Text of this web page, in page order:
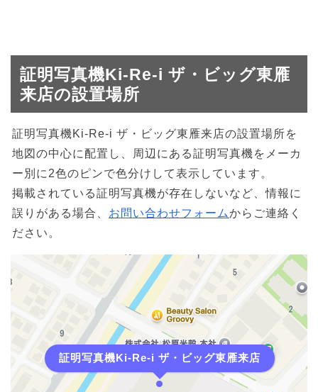
証明写真機Ki-Re-i ザ・ビッグ東雁
来店の設置場所
証明写真機Ki-Re-i ザ・ビッグ東雁来店の設置場所を
地図の中心に配置し、周辺にある証明写真機をメーカ
ー別に2色のピンで色分けして表示しています。
掲載されている証明写真機が存在しないなど、情報に
誤りがある場合、 お問い合わせフォームからご連絡く
ださい。
証明写真機Ki-Re-i ザ・ビッグ東雁来店